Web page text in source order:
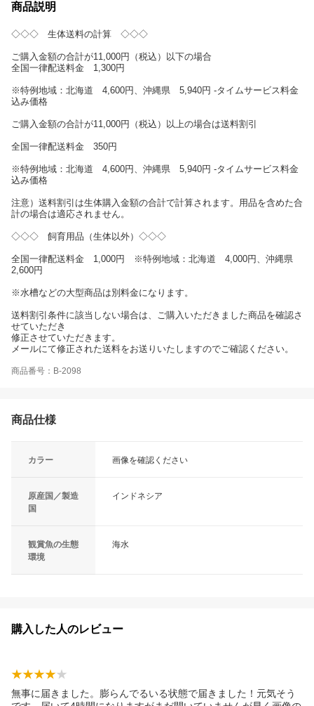
商品説明
◇◇◇ 生体送料の計算 ◇◇◇
ご購入金額の合計が11,000円（税込）以下の場合
全国一律配送料金 1,300円
※特例地域：北海道 4,600円、沖縄県 5,940円 -タイムサービス料金
込み価格
ご購入金額の合計が11,000円（税込）以上の場合は送料割引
全国一律配送料金 350円
※特例地域：北海道 4,600円、沖縄県 5,940円 -タイムサービス料金
込み価格
注意）送料割引は生体購入金額の合計で計算されます。用品を含めた合
計の場合は適応されません。
◇◇◇ 飼育用品（生体以外）◇◇◇
全国一律配送料金 1,000円 ※特例地域：北海道 4,000円、沖縄県
2,600円
※水槽などの大型商品は別料金になります。
送料割引条件に該当しない場合は、ご購入いただきました商品を確認さ
せていただき
修正させていただきます。
メールにて修正された送料をお送りいたしますのでご確認ください。
商品番号：B-2098
商品仕様
カラー 画像を確認ください
原産国／製造
国
インドネシア
観賞魚の生態
環境
海水
購入した人のレビュー
無事に届きました。膨らんでるいる状態で届きました！元気そう